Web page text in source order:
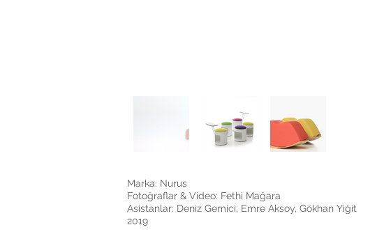
Marka: Nurus
Fotoğraflar & Video: Fethi Mağara
Asistanlar: Deniz Gemici, Emre Aksoy, Gökhan Yiğit
2019